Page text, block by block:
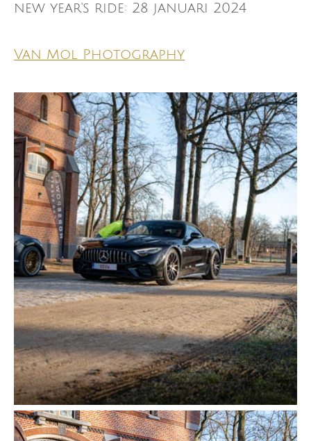
new year's ride: 28 januari 2024
Van Mol Photography